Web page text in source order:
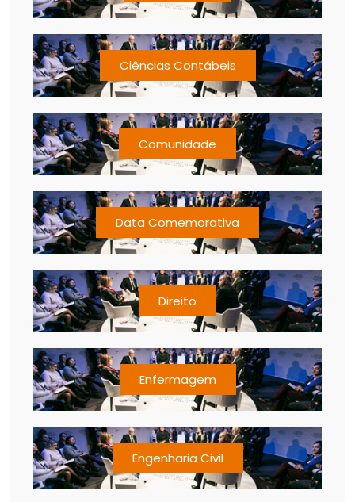
Ciências Contábeis
Comunidade
Data Comemorativa
Direito
Enfermagem
Engenharia Civil